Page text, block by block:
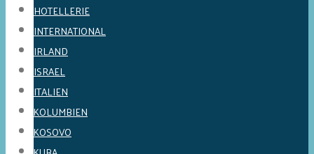
HOTELLERIE
INTERNATIONAL
IRLAND
ISRAEL
ITALIEN
KOLUMBIEN
KOSOVO